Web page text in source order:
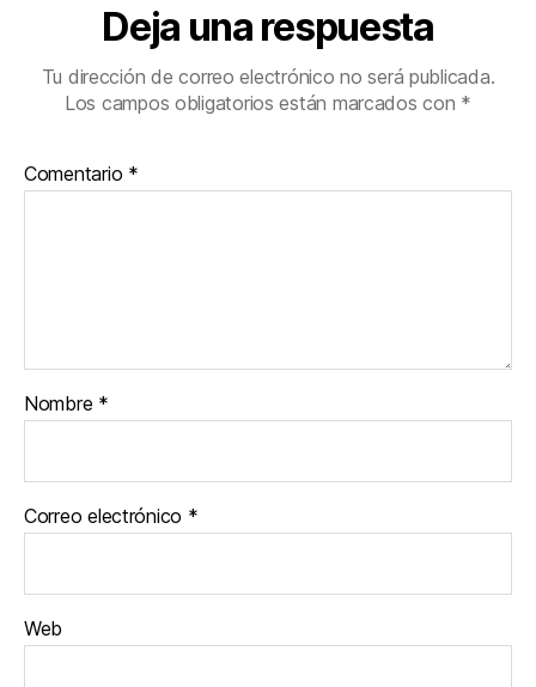
Deja una respuesta
Tu dirección de correo electrónico no será publicada.
Los campos obligatorios están marcados con *
Comentario *
Nombre *
Correo electrónico *
Web